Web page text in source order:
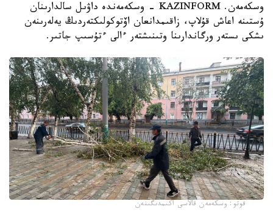
وسكەمەن. KAZINFORM - وسكەمەندە داۋىل سالدارىنان
ۇستىنە اعاش قۇلاپ، زاقىمدانعان اۆتوكولىكتەردىڭ يەلەرىنەن
ىشكى ىستەر ورگاندارىنا وتىنىشتەر ءالى ءتۇسىپ جاتىر.
فوتو: وسكەمەن قالاسى اكىمدىگىنەن